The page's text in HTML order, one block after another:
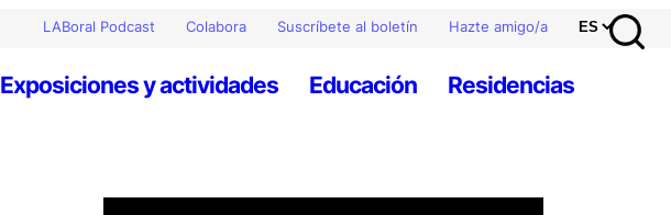
LABoral Podcast Colabora Suscríbete al boletín Hazte amigo/a
Exposiciones y actividades Educación Residencias